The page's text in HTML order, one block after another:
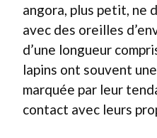
angora, plus petit, ne
avec des oreilles
d’une longueur
lapins ont souvent
marquée par leur
contact avec leurs